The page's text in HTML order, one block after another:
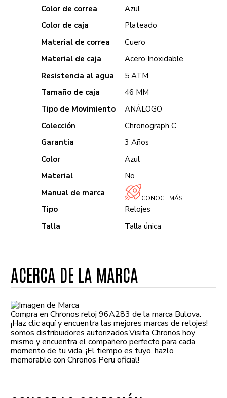
Color de correa
Azul
Color de caja
Plateado
Material de correa
Cuero
Material de caja
Acero Inoxidable
Resistencia al agua
5 ATM
Tamaño de caja
46 MM
Tipo de Movimiento
ANÁLOGO
Colección
Chronograph C
Garantía
3 Años
Color
Azul
Material
No
Manual de marca
CONOCE MÁS
Tipo
Relojes
Talla
Talla única
ACERCA DE LA MARCA
Compra en Chronos reloj 96A283 de la marca Bulova.
¡Haz clic aquí y encuentra las mejores marcas de relojes!
somos distribuidores autorizados.Visita Chronos hoy
mismo y encuentra el compañero perfecto para cada
momento de tu vida. ¡El tiempo es tuyo, hazlo
memorable con Chronos Peru oficial!